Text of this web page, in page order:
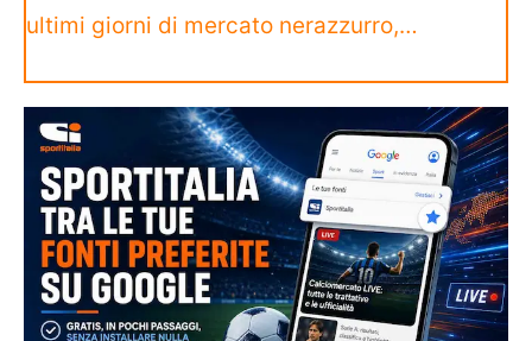
ultimi giorni di mercato nerazzurro,…